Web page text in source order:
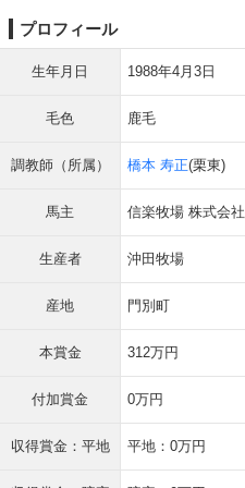
プロフィール
生年月日 1988年4月3日
毛色 鹿毛
調教師（所属） 橋本 寿正(栗東)
馬主 信楽牧場 株式会社
生産者 沖田牧場
産地 門別町
本賞金 312万円
付加賞金 0万円
収得賞金：平地 平地：0万円